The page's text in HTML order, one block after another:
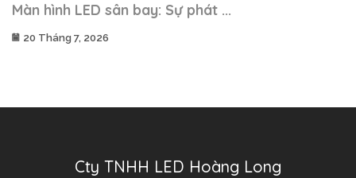
Màn hình LED sân bay: Sự phát ...
20 Tháng 7, 2026
Cty TNHH LED Hoàng Long